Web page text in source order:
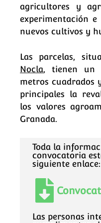
agricultores y
experimentación e
nuevos cultivos y
Las parcelas,
Nocla, tienen un
metros cuadrados
principales la
los valores
Granada.
Toda la
convocatoria
siguiente enlace:
Las personas